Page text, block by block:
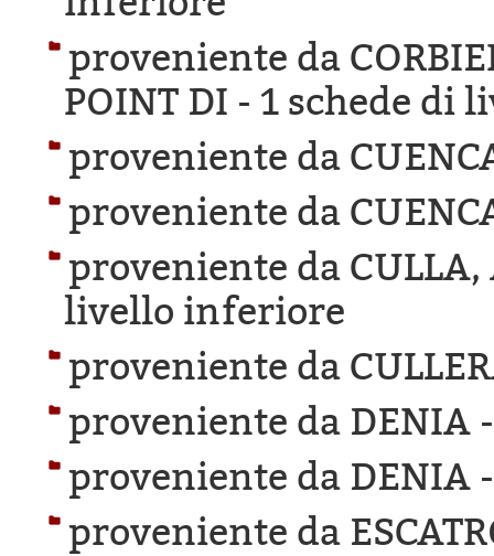
proveniente da
POINT DI - 1 schede di
proveniente da
proveniente da
proveniente da CULLA,
livello inferiore
proveniente da
proveniente da DENIA
proveniente da DENIA
proveniente da